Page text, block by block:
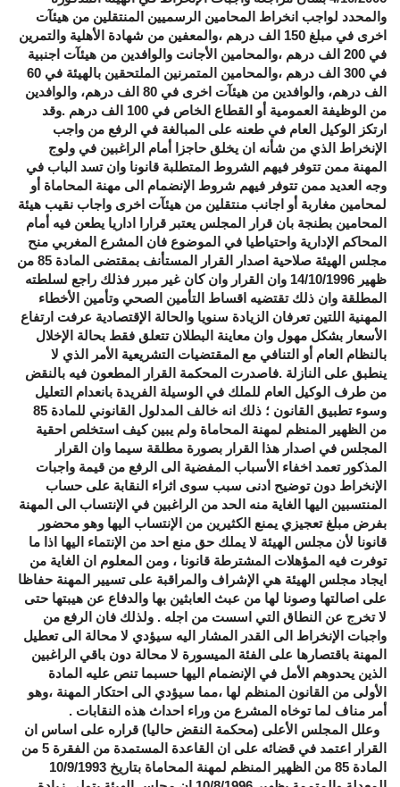
والمحدد لواجب انخراط المحامين الرسميين المنتقلين من هيئآت
اخرى في مبلغ 150 الف درهم ،والمعفين من شهادة الأهلية والتمرين
في 200 الف درهم ،والمحامين الأجانت والوافدين من هيئآت اجنبية
في 300 الف درهم ،والمحامين المتمرنين الملتحقين بالهيئة في 60
الف درهم، والوافدين من هيئآت اخرى في 80 الف درهم، والوافدين
من الوظيفة العمومية أو القطاع الخاص في 100 الف درهم .وقد
ارتكز الوكيل العام في طعنه على المبالغة في الرفع من واجب
الإنخراط الذي من شأنه ان يخلق حاجزا أمام الراغبين في ولوج
المهنة ممن تتوفر فيهم الشروط المتطلبة قانونا وان تسد الباب في
وجه العديد ممن تتوفر فيهم شروط الإنضمام الى مهنة المحاماة أو
لمحامين مغاربة أو اجانب منتقلين من هيئآت اخرى واجاب نقيب هيئة
المحامين بطنجة بان قرار المجلس يعتبر قرارا اداريا يطعن فيه أمام
المحاكم الإدارية واحتياطيا في الموضوع فان المشرع المغربي منح
مجلس الهيئة صلاحية اصدار القرار المستأنف بمقتضى المادة 85 من
ظهير 14/10/1996 وان القرار وان كان غير مبرر فذلك راجع لسلطته
المطلقة وان ذلك تقتضيه اقساط التأمين الصحي وتأمين الأخطاء
المهنية اللتين تعرفان الزيادة سنويا والحالة الإقتصادية عرفت ارتفاع
الأسعار بشكل مهول وان معاينة البطلان تتعلق فقط بحالة الإخلال
بالنظام العام أو التنافي مع المقتضيات التشريعية الأمر الذي لا
ينطبق على النازلة .فاصدرت المحكمة القرار المطعون فيه بالنقض
من طرف الوكيل العام للملك في الوسيلة الفريدة بانعدام التعليل
وسوء تطبيق القانون ؛ ذلك انه خالف المدلول القانوني للمادة 85
من الظهير المنظم لمهنة المحاماة ولم يبين كيف استخلص احقية
المجلس في اصدار هذا القرار بصورة مطلقة سيما وان القرار
المذكور تعمد اخفاء الأسباب المفضية الى الرفع من قيمة واجبات
الإنخراط دون توضيح ادنى سبب سوى اثراء النقابة على حساب
المنتسبين اليها الغاية منه الحد من الراغبين في الإنتساب الى المهنة
بفرض مبلغ تعجيزي يمنع الكثيرين من الإنتساب اليها وهو محضور
قانونا لأن مجلس الهيئة لا يملك حق منع احد من الإنتماء اليها اذا ما
توفرت فيه المؤهلات المشترطة قانونا ، ومن المعلوم ان الغاية من
ايجاد مجلس الهيئة هي الإشراف والمراقبة على تسيير المهنة حفاظا
على اصالتها وصونا لها من عبث العابثين بها والدفاع عن هيبتها حتى
لا تخرج عن النطاق التي اسست من اجله . ولذلك فان الرفع من
واجبات الإنخراط الى القدر المشار اليه سيؤدي لا محالة الى تعطيل
المهنة باقتصارها على الفئة الميسورة لا محالة دون باقي الراغبين
الذين يحدوهم الأمل في الإنضمام اليها حسبما تنص عليه المادة
الأولى من القانون المنظم لها ،مما سيؤدي الى احتكار المهنة ،وهو
أمر مناف لما توخاه المشرع من وراء احداث هذه النقابات .
وعلل المجلس الأعلى (محكمة النقض حاليا) قراره على اساس ان
القرار اعتمد في قضائه على ان القاعدة المستمدة من الفقرة 5 من
المادة 85 من الظهير المنظم لمهنة المحاماة بتاريخ 10/9/1993